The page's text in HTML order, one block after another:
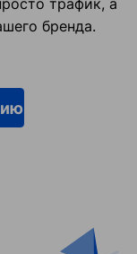
трафик, а
бренда.
Telegram
in Linkedin
us by email